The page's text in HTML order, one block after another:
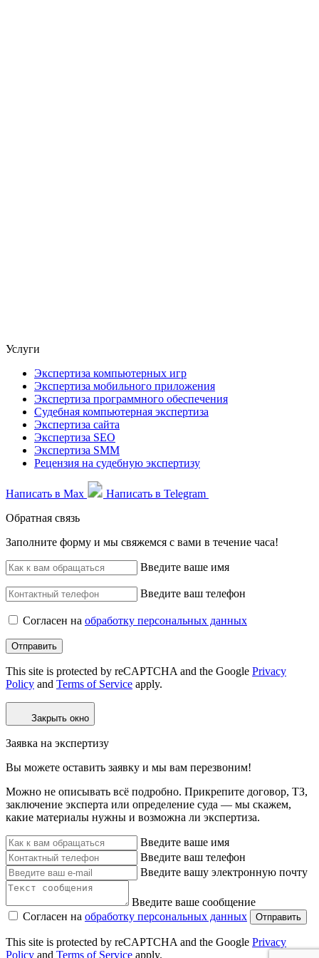
Услуги
Экспертиза компьютерных игр
Экспертиза мобильного приложения
Экспертиза программного обеспечения
Судебная компьютерная экспертиза
Экспертиза сайта
Экспертиза SEO
Экспертиза SMM
Рецензия на судебную экспертизу
Написать в Max
Написать в Telegram
Обратная связь
Заполните форму и мы свяжемся с вами в течение часа!
Введите ваше имя
Введите ваш телефон
Согласен на обработку персональных данных
Отправить
This site is protected by reCAPTCHA and the Google Privacy
Policy and Terms of Service apply.
Закрыть окно
Заявка на экспертизу
Вы можете оставить заявку и мы вам перезвоним!
Можно не описывать всё подробно. Прикрепите договор, ТЗ,
заключение эксперта или определение суда — мы скажем,
какие материалы нужны и возможна ли экспертиза.
Введите ваше имя
Введите ваш телефон
Введите вашу электронную почту
Введите ваше сообщение
Согласен на обработку персональных данных Отправить
This site is protected by reCAPTCHA and the Google Privacy
Policy and Terms of Service apply.